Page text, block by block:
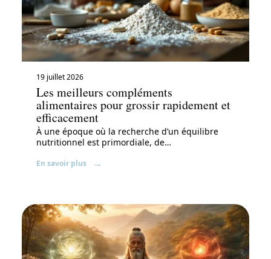
19 juillet 2026
Les meilleurs compléments
alimentaires pour grossir rapidement et
efficacement
À une époque où la recherche d’un équilibre
nutritionnel est primordiale, de…
En savoir plus